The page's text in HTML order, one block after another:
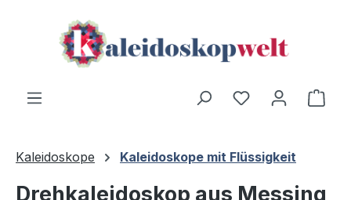
Zum Hauptinhalt springen
Du hast 0
Kaleidoskope Kaleidoskope mit Flüssigkeit
Drehkaleidoskop aus Messing